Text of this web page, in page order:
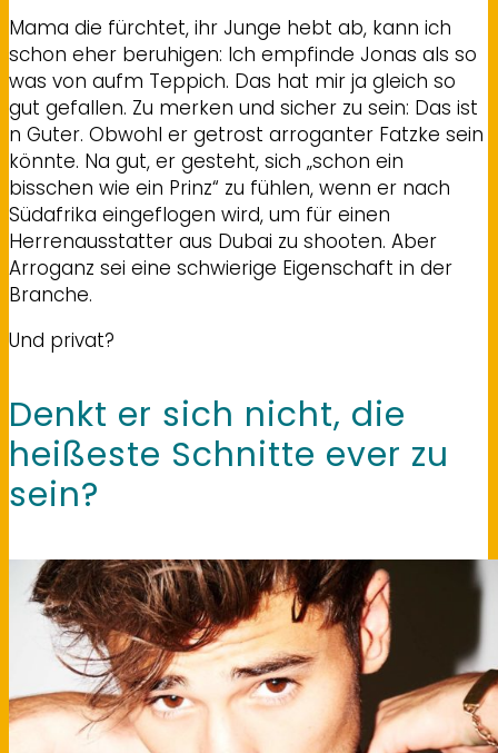
Mama die fürchtet, ihr Junge hebt ab, kann ich
schon eher beruhigen: Ich empfinde Jonas als so
was von aufm Teppich. Das hat mir ja gleich so
gut gefallen. Zu merken und sicher zu sein: Das ist
n Guter. Obwohl er getrost arroganter Fatzke sein
könnte. Na gut, er gesteht, sich „schon ein
bisschen wie ein Prinz“ zu fühlen, wenn er nach
Südafrika eingeflogen wird, um für einen
Herrenausstatter aus Dubai zu shooten. Aber
Arroganz sei eine schwierige Eigenschaft in der
Branche.
Und privat?
Denkt er sich nicht, die
heißeste Schnitte ever zu
sein?